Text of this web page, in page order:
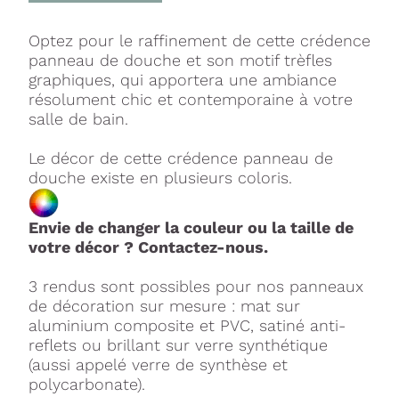
Optez pour le raffinement de cette crédence
panneau de douche et son motif trèfles
graphiques, qui apportera une ambiance
résolument chic et contemporaine à votre
salle de bain.
Le décor de cette crédence panneau de
douche existe en plusieurs coloris.
Envie de changer la couleur ou la taille de
votre décor ? Contactez-nous.
3 rendus sont possibles pour nos panneaux
de décoration sur mesure : mat sur
aluminium composite et PVC, satiné anti-
reflets ou brillant sur verre synthétique
(aussi appelé verre de synthèse et
polycarbonate).